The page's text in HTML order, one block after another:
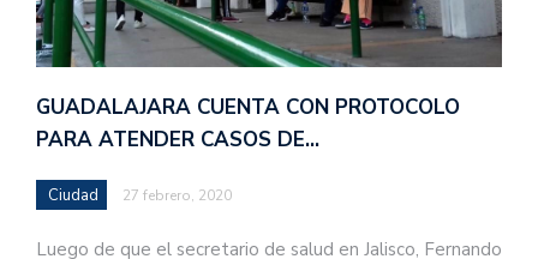
GUADALAJARA CUENTA CON PROTOCOLO
PARA ATENDER CASOS DE…
Ciudad 27 febrero, 2020
Luego de que el secretario de salud en Jalisco, Fernando